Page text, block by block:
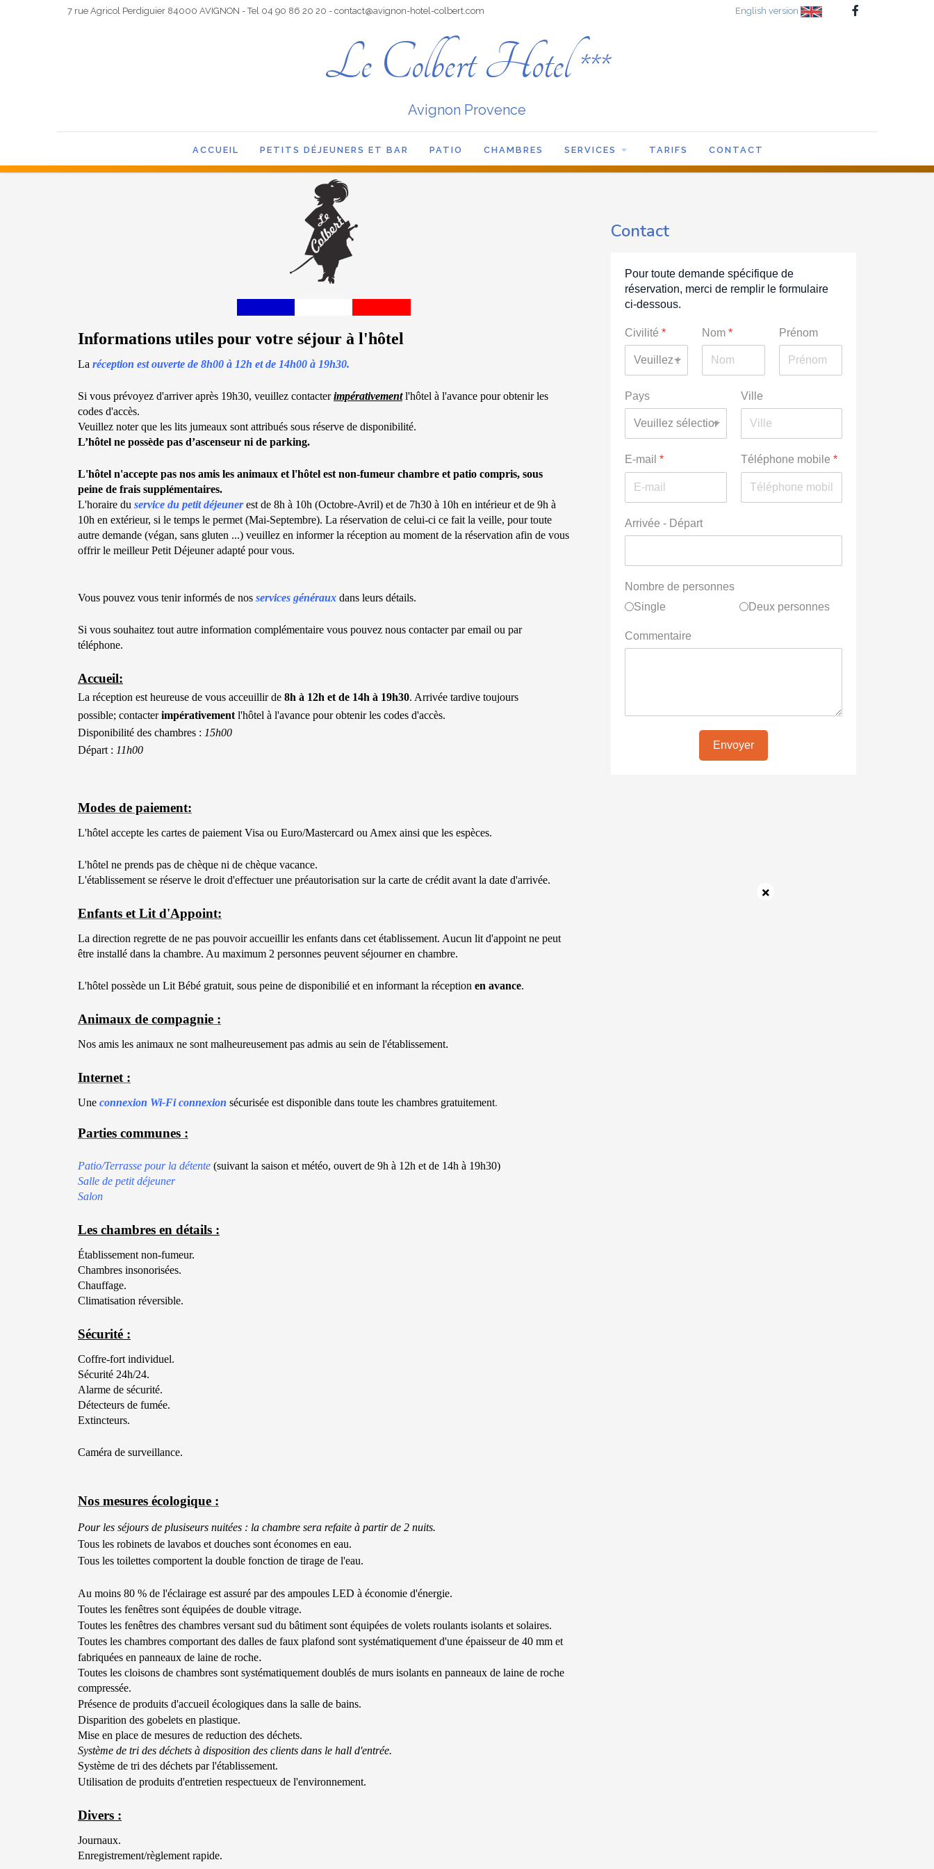
7 rue Agricol Perdiguier 84000 AVIGNON - Tel 04 90 86 20 20 - contact@avignon-hotel-colbert.com English version
Le Colbert Hotel ***
Avignon Provence
ACCUEIL PETITS DÉJEUNERS ET BAR PATIO CHAMBRES SERVICES TARIFS CONTACT
Contact
Pour toute demande spécifique de
réservation, merci de remplir le formulaire
ci-dessous.
Civilité * Nom * Prénom
Pays Ville
E-mail * Téléphone mobile *
Arrivée - Départ
Nombre de personnes
Single
Deux personnes
Commentaire
Envoyer
Informations utiles pour votre séjour à l'hôtel
La réception est ouverte de 8h00 à 12h et de 14h00 à 19h30.
Si vous prévoyez d'arriver après 19h30, veuillez contacterimpérativementl'hôtel à l'avance pour obtenir les
codes d'accès.
Veuillez noter que les lits jumeaux sont attribués sous réserve de disponibilité.
L’hôtel ne possède pas d’ascenseur ni de parking.
L'hôtel n'accepte pas nos amis les animaux et l'hôtel est non-fumeur chambre et patio compris, sous
peine de frais supplémentaires.
L'horaire du service du petit déjeuner est de 8h à 10h (Octobre-Avril) et de 7h30 à 10h en intérieur et de 9h à
10h en extérieur, si le temps le permet (Mai-Septembre). La réservation de celui-ci ce fait la veille, pour toute
autre demande (végan, sans gluten ...) veuillez en informer la réception au moment de la réservation afin de vous
offrir le meilleur Petit Déjeuner adapté pour vous.
Vous pouvez vous tenir informés de nos services généraux dans leurs détails.
Si vous souhaitez tout autre information complémentaire vous pouvez nous contacter par email ou par
téléphone.
Accueil:
La réception est heureuse de vous acceuillir de 8h à 12h et de 14h à 19h30. Arrivée tardive toujours
possible; contacterimpérativement l'hôtel à l'avance pour obtenir les codes d'accès.
Disponibilité des chambres : 15h00
Départ : 11h00
Modes de paiement:
L'hôtel accepte les cartes de paiement Visa ou Euro/Mastercard ou Amex ainsi que les espèces.
L'hôtel ne prends pas de chèque ni de chèque vacance.
L'établissement se réserve le droit d'effectuer une préautorisation sur la carte de crédit avant la date d'arrivée.
Enfants et Lit d'Appoint:
La direction regrette de ne pas pouvoir accueillir les enfants dans cet établissement. Aucun lit d'appoint ne peut
être installé dans la chambre. Au maximum 2 personnes peuvent séjourner en chambre.
L'hôtel possède un Lit Bébé gratuit, sous peine de disponibilié et en informant la réception en avance.
Animaux de compagnie :
Nos amis les animaux ne sont malheureusement pas admis au sein de l'établissement.
Internet :
Une connexion Wi-Fi connexion sécurisée est disponible dans toute les chambres gratuitement.
Parties communes :
Patio/Terrasse pour la détente (suivant la saison et météo, ouvert de 9h à 12h et de 14h à 19h30)
Salle de petit déjeuner
Salon
Les chambres en détails :
Établissement non-fumeur.
Chambres insonorisées.
Chauffage.
Climatisation réversible.
Sécurité :
Coffre-fort individuel.
Sécurité 24h/24.
Alarme de sécurité.
Détecteurs de fumée.
Extincteurs.
Caméra de surveillance.
Nos mesures écologique :
Pour les séjours de plusiseurs nuitées : la chambre sera refaite à partir de 2 nuits.
Tous les robinets de lavabos et douches sont économes en eau.
Tous les toilettes comportent la double fonction de tirage de l'eau.
Au moins 80 % de l'éclairage est assuré par des ampoules LED à économie d'énergie.
Toutes les fenêtres sont équipées de double vitrage.
Toutes les fenêtres des chambres versant sud du bâtiment sont équipées de volets roulants isolants et solaires.
Toutes les chambres comportant des dalles de faux plafond sont systématiquement d'une épaisseur de 40 mm et
fabriquées en panneaux de laine de roche.
Toutes les cloisons de chambres sont systématiquement doublés de murs isolants en panneaux de laine de roche
compressée.
Présence de produits d'accueil écologiques dans la salle de bains.
Disparition des gobelets en plastique.
Mise en place de mesures de reduction des déchets.
Système de tri des déchets à disposition des clients dans le hall d'entrée.
Système de tri des déchets par l'établissement.
Utilisation de produits d'entretien respectueux de l'environnement.
Divers :
Journaux.
Enregistrement/règlement rapide.